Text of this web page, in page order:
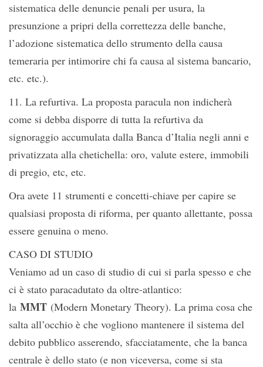
sistematica delle denuncie penali per usura, la
presunzione a pripri della correttezza delle banche,
l’adozione sistematica dello strumento della causa
temeraria per intimorire chi fa causa al sistema bancario,
etc. etc.).
11. La refurtiva. La proposta paracula non indicherà
come si debba disporre di tutta la refurtiva da
signoraggio accumulata dalla Banca d’Italia negli anni e
privatizzata alla chetichella: oro, valute estere, immobili
di pregio, etc, etc.
Ora avete 11 strumenti e concetti-chiave per capire se
qualsiasi proposta di riforma, per quanto allettante, possa
essere genuina o meno.
CASO DI STUDIO
Veniamo ad un caso di studio di cui si parla spesso e che
ci è stato paracadutato da oltre-atlantico:
la MMT (Modern Monetary Theory). La prima cosa che
salta all’occhio è che vogliono mantenere il sistema del
debito pubblico asserendo, sfacciatamente, che la banca
centrale è dello stato (e non viceversa, come si sta